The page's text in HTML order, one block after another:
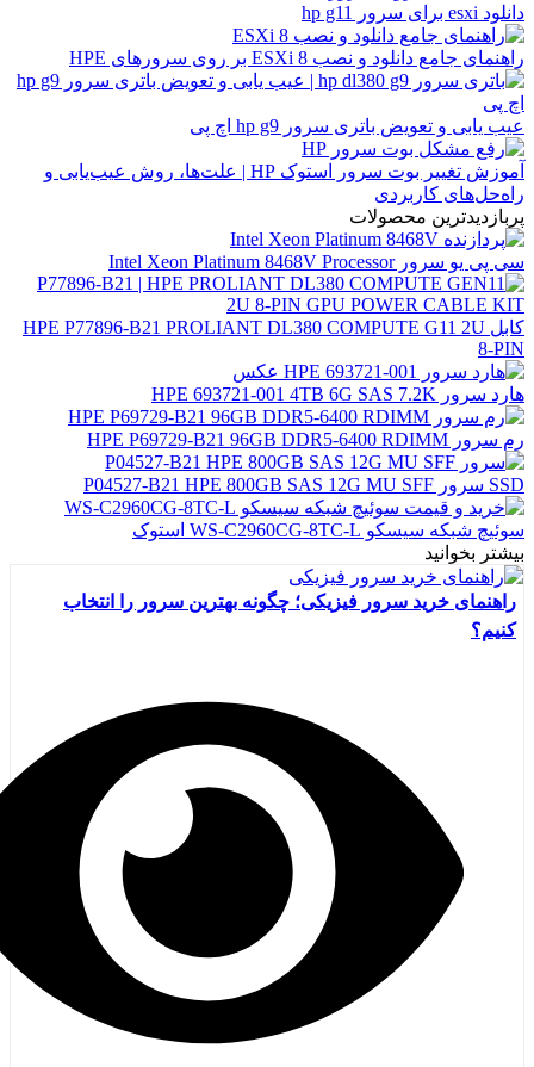
دانلود esxi برای سرور hp g11
راهنمای جامع دانلود و نصب ESXi 8 بر روی سرورهای HPE
عیب یابی و تعویض باتری سرور hp g9 اچ پی
آموزش تغییر بوت سرور استوک HP | علت‌ها، روش عیب‌یابی و
راه‌حل‌های کاربردی
پربازدیدترین محصولات
سی پی یو سرور Intel Xeon Platinum 8468V Processor
کابل HPE P77896-B21 PROLIANT DL380 COMPUTE G11 2U
8-PIN
هارد سرور HPE 693721-001 4TB 6G SAS 7.2K
رم سرور HPE P69729-B21 96GB DDR5-6400 RDIMM
SSD سرور P04527-B21 HPE 800GB SAS 12G MU SFF
سوئیچ شبکه سیسکو WS-C2960CG-8TC-L استوک
بیشتر بخوانید
راهنمای خرید سرور فیزیکی؛ چگونه بهترین سرور را انتخاب
کنیم؟